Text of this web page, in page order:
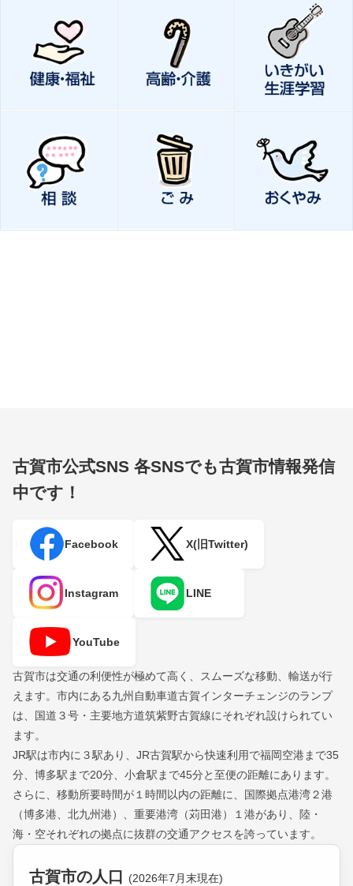
古賀市公式SNS 各SNSでも古賀市情報発信
中です！
Facebook X(旧Twitter)
Instagram LINE
YouTube
古賀市は交通の利便性が極めて高く、スムーズな移動、輸送が行
えます。市内にある九州自動車道古賀インターチェンジのランプ
は、国道３号・主要地方道筑紫野古賀線にそれぞれ設けられてい
ます。
JR駅は市内に３駅あり、JR古賀駅から快速利用で福岡空港まで35
分、博多駅まで20分、小倉駅まで45分と至便の距離にあります。
さらに、移動所要時間が１時間以内の距離に、国際拠点港湾２港
（博多港、北九州港）、重要港湾（苅田港）１港があり、陸・
海・空それぞれの拠点に抜群の交通アクセスを誇っています。
古賀市の人口 (2026年7月末現在)